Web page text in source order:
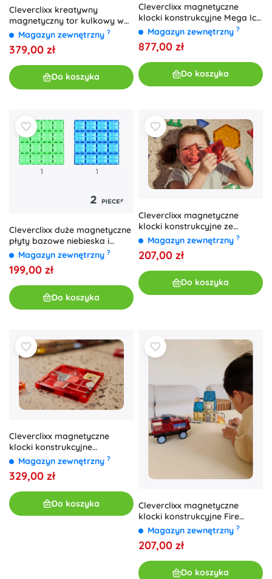
Cleverclixx kreatywny
magnetyczny tor kulkowy w
pastelowych kolorach – 70
elementów
Magazyn zewnętrzny ?
379,00 zł
Do koszyka
Cleverclixx magnetyczne
klocki konstrukcyjne Mega Ice
Crystal Pack 180 elementów
Magazyn zewnętrzny ?
877,00 zł
Do koszyka
Cleverclixx duże magnetyczne
płyty bazowe niebieska i
zielona (2 szt.)
Magazyn zewnętrzny ?
199,00 zł
Do koszyka
Cleverclixx magnetyczne
klocki konstrukcyjne ze
schodami Intense (34 szt.)
Magazyn zewnętrzny ?
207,00 zł
Do koszyka
Cleverclixx magnetyczne
klocki konstrukcyjne
Construction Builder Pack
Intense (48 szt.)
Magazyn zewnętrzny ?
329,00 zł
Do koszyka
Cleverclixx magnetyczne
klocki konstrukcyjne Fire
Rescue pack intense (39 szt.)
Magazyn zewnętrzny ?
207,00 zł
Do koszyka